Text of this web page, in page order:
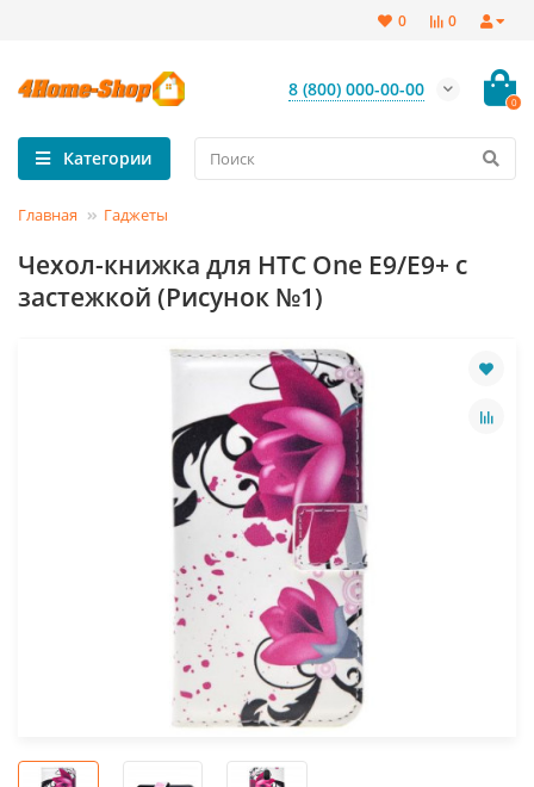
0
0
8 (800) 000-00-00
0
Категории
Главная Гаджеты
Чехол-книжка для HTC One E9/E9+ с
застежкой (Рисунок №1)